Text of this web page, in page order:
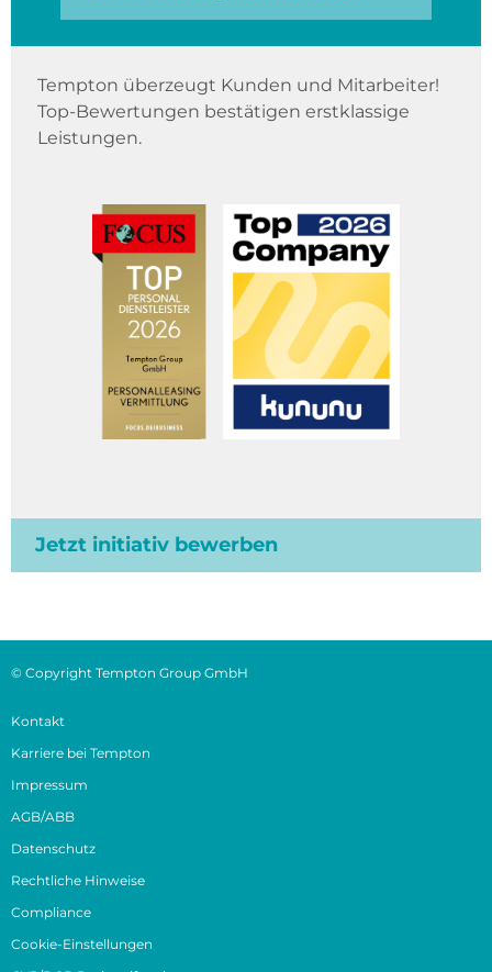
Tempton überzeugt Kunden und Mitarbeiter!
Top-Bewertungen bestätigen erstklassige
Leistungen.
Jetzt initiativ bewerben
© Copyright Tempton Group GmbH
Kontakt
Karriere bei Tempton
Impressum
AGB/ABB
Datenschutz
Rechtliche Hinweise
Compliance
Cookie-Einstellungen